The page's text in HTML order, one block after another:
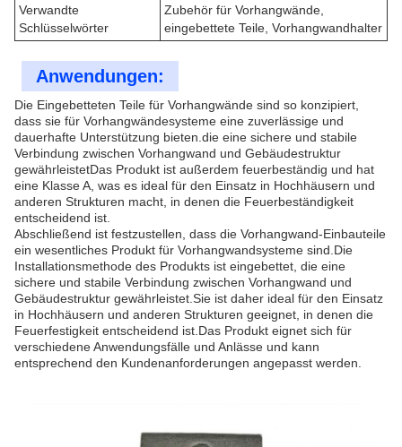
Verwandte
Schlüsselwörter
Zubehör für Vorhangwände,
eingebettete Teile, Vorhangwandhalter
Anwendungen:
Die Eingebetteten Teile für Vorhangwände sind so konzipiert,
dass sie für Vorhangwändesysteme eine zuverlässige und
dauerhafte Unterstützung bieten.die eine sichere und stabile
Verbindung zwischen Vorhangwand und Gebäudestruktur
gewährleistetDas Produkt ist außerdem feuerbeständig und hat
eine Klasse A, was es ideal für den Einsatz in Hochhäusern und
anderen Strukturen macht, in denen die Feuerbeständigkeit
entscheidend ist.
Abschließend ist festzustellen, dass die Vorhangwand-Einbauteile
ein wesentliches Produkt für Vorhangwandsysteme sind.Die
Installationsmethode des Produkts ist eingebettet, die eine
sichere und stabile Verbindung zwischen Vorhangwand und
Gebäudestruktur gewährleistet.Sie ist daher ideal für den Einsatz
in Hochhäusern und anderen Strukturen geeignet, in denen die
Feuerfestigkeit entscheidend ist.Das Produkt eignet sich für
verschiedene Anwendungsfälle und Anlässe und kann
entsprechend den Kundenanforderungen angepasst werden.